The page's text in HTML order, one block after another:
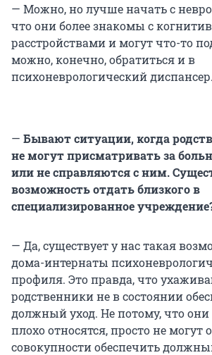
— Можно, но лучше начать с
что они более знакомы с
расстройствами и могут что-то
можно, конечно, обратиться и в
психоневрологический диспансер.
— Бывают ситуации, когда
не могут присматривать за
или не справляются с ним.
возможность отдать близкого в
специализированное
— Да, существует у нас такая
дома-интернаты
профиля. Это правда, что
родственники не в состоянии
должный уход. Не потому, что они
плохо относятся, просто не могут
совокупности обеспечить